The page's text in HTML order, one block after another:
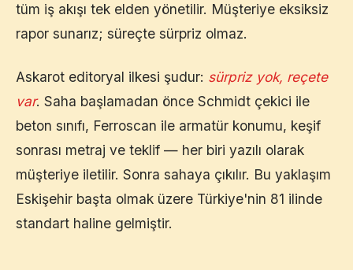
tüm iş akışı tek elden yönetilir. Müşteriye eksiksiz
rapor sunarız; süreçte sürpriz olmaz.
Askarot editoryal ilkesi şudur: sürpriz yok, reçete
var. Saha başlamadan önce Schmidt çekici ile
beton sınıfı, Ferroscan ile armatür konumu, keşif
sonrası metraj ve teklif — her biri yazılı olarak
müşteriye iletilir. Sonra sahaya çıkılır. Bu yaklaşım
Eskişehir başta olmak üzere Türkiye'nin 81 ilinde
standart haline gelmiştir.